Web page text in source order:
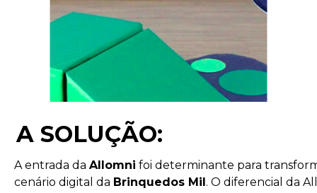
A SOLUÇÃO:
A entrada da Allomni foi determinante para
cenário digital da Brinquedos Mil. O diferencial da